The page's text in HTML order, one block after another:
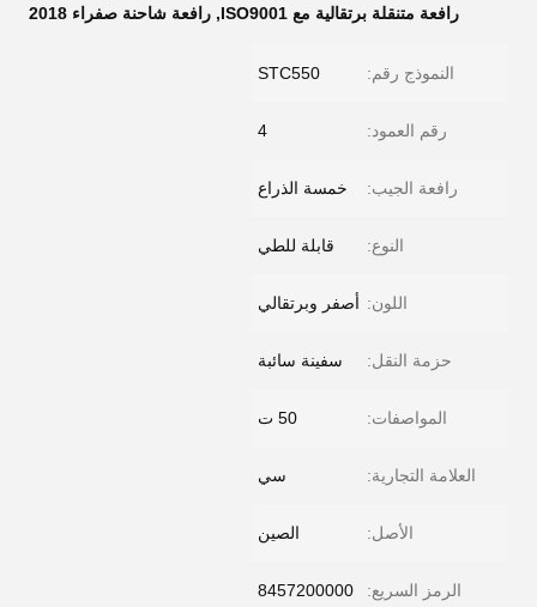
رافعة متنقلة برتقالية مع ISO9001
, رافعة شاحنة صفراء 2018
النموذج رقم: STC550
رقم العمود: 4
رافعة الجيب: خمسة الذراع
النوع: قابلة للطي
اللون: أصفر وبرتقالي
حزمة النقل: سفينة سائبة
المواصفات: 50 ت
العلامة التجارية: سي
الأصل: الصين
الرمز السريع: 8457200000